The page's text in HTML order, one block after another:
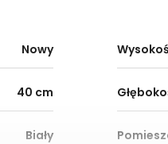
Nowy
40 cm
Biały